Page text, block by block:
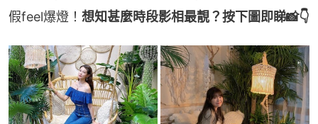
假feel爆燈！ 想知甚麼時段影相最靚？按下圖即睇📸👇